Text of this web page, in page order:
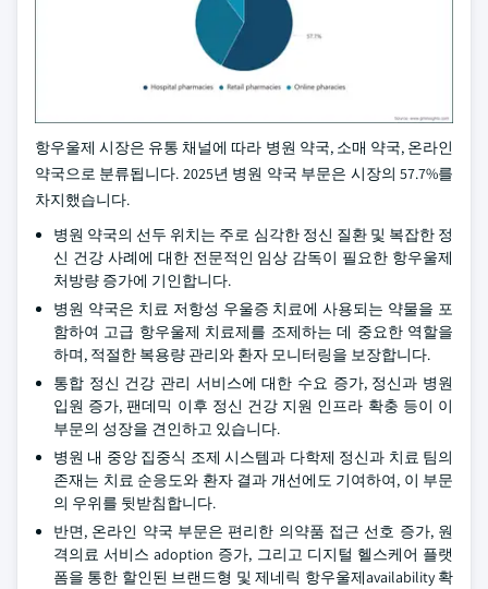
항우울제 시장은 유통 채널에 따라 병원 약국, 소매 약국, 온라인
약국으로 분류됩니다. 2025년 병원 약국 부문은 시장의 57.7%를
차지했습니다.
병원 약국의 선두 위치는 주로 심각한 정신 질환 및 복잡한 정
신 건강 사례에 대한 전문적인 임상 감독이 필요한 항우울제
처방량 증가에 기인합니다.
병원 약국은 치료 저항성 우울증 치료에 사용되는 약물을 포
함하여 고급 항우울제 치료제를 조제하는 데 중요한 역할을
하며, 적절한 복용량 관리와 환자 모니터링을 보장합니다.
통합 정신 건강 관리 서비스에 대한 수요 증가, 정신과 병원
입원 증가, 팬데믹 이후 정신 건강 지원 인프라 확충 등이 이
부문의 성장을 견인하고 있습니다.
병원 내 중앙 집중식 조제 시스템과 다학제 정신과 치료 팀의
존재는 치료 순응도와 환자 결과 개선에도 기여하여, 이 부문
의 우위를 뒷받침합니다.
반면, 온라인 약국 부문은 편리한 의약품 접근 선호 증가, 원
격의료 서비스 adoption 증가, 그리고 디지털 헬스케어 플랫
폼을 통한 할인된 브랜드형 및 제네릭 항우울제availability 확